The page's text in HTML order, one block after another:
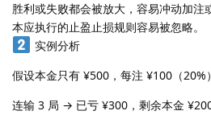
胜利或失败都会被放大，容易冲动加注
本应执行的止盈止损规则容易被忽略。
实例分析
假设本金只有 ¥500，每注 ¥100（20%
连输 3 局 → 已亏 ¥300，剩余本金 ¥200